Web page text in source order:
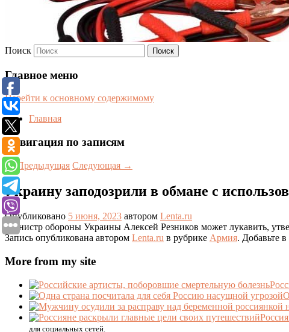
Поиск
Главное меню
Перейти к основному содержимому
Главная
Навигация по записям
←Предыдущая Следующая →
Украину заподозрили в обмане с
Опубликовано 5 июня, 2023 автором Lenta.ru
Министр обороны Украины Алексей Резников может лукавить,
Запись опубликована автором Lenta.ru в рубрике Армия. Добавьте в
More from my site
для социальных сетей.